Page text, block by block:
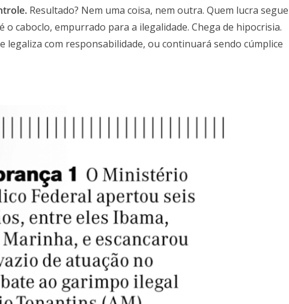
Resultado? Nem uma coisa, nem outra. Quem lucra segue
o caboclo, empurrado para a ilegalidade. Chega de hipocrisia.
legaliza com responsabilidade, ou continuará sendo cúmplice